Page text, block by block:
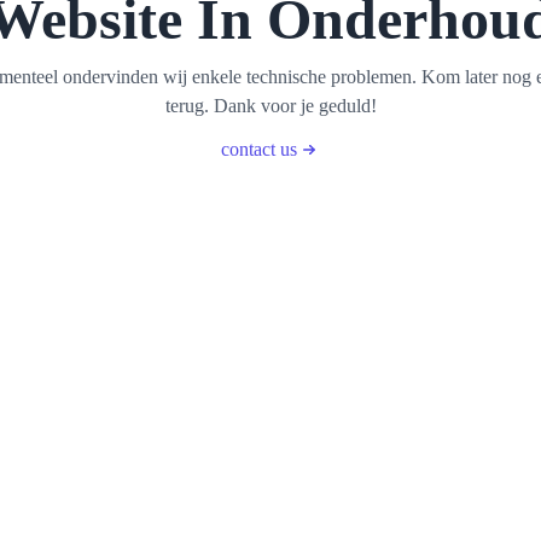
In
ondervinden wij enkele technische problemen. Kom later nog
terug. Dank voor je geduld!
contact us